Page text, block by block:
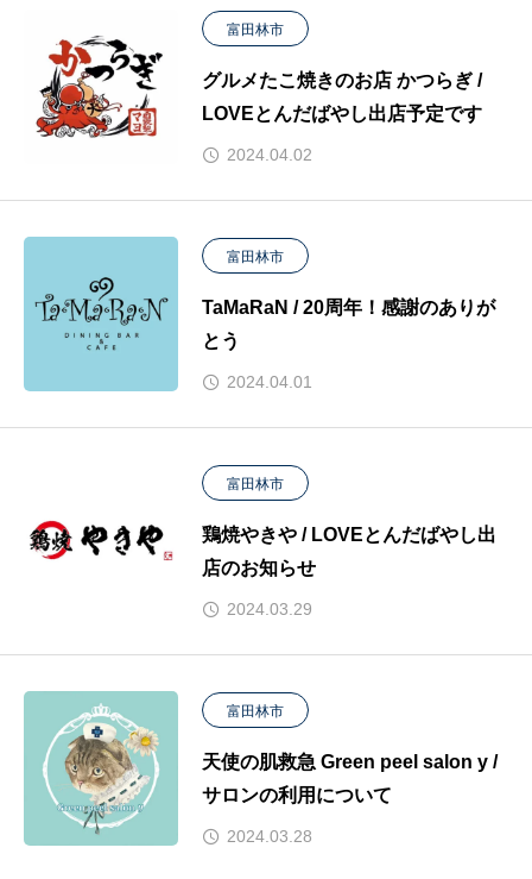
富田林市
グルメたこ焼きのお店 かつらぎ /
LOVEとんだばやし出店予定です
2024.04.02
富田林市
TaMaRaN / 20周年！感謝のありが
とう
2024.04.01
富田林市
鶏焼やきや / LOVEとんだばやし出
店のお知らせ
2024.03.29
富田林市
天使の肌救急 Green peel salon y /
サロンの利用について
2024.03.28